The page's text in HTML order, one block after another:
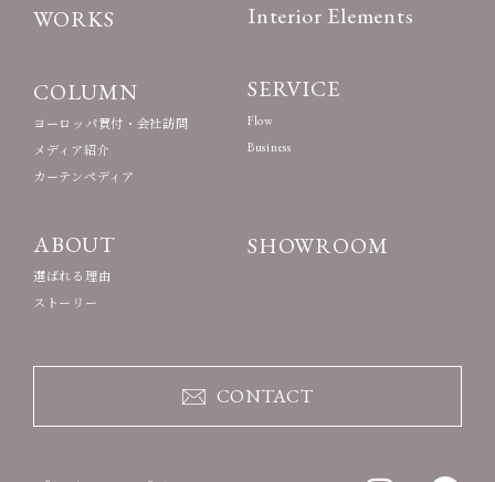
WORKS
COLUMN
ヨーロッパ買付・会社訪問
メディア紹介
カーテンペディア
ABOUT
選ばれる理由
ストーリー
Interior Elements
SERVICE
Flow
Business
SHOWROOM
CONTACT